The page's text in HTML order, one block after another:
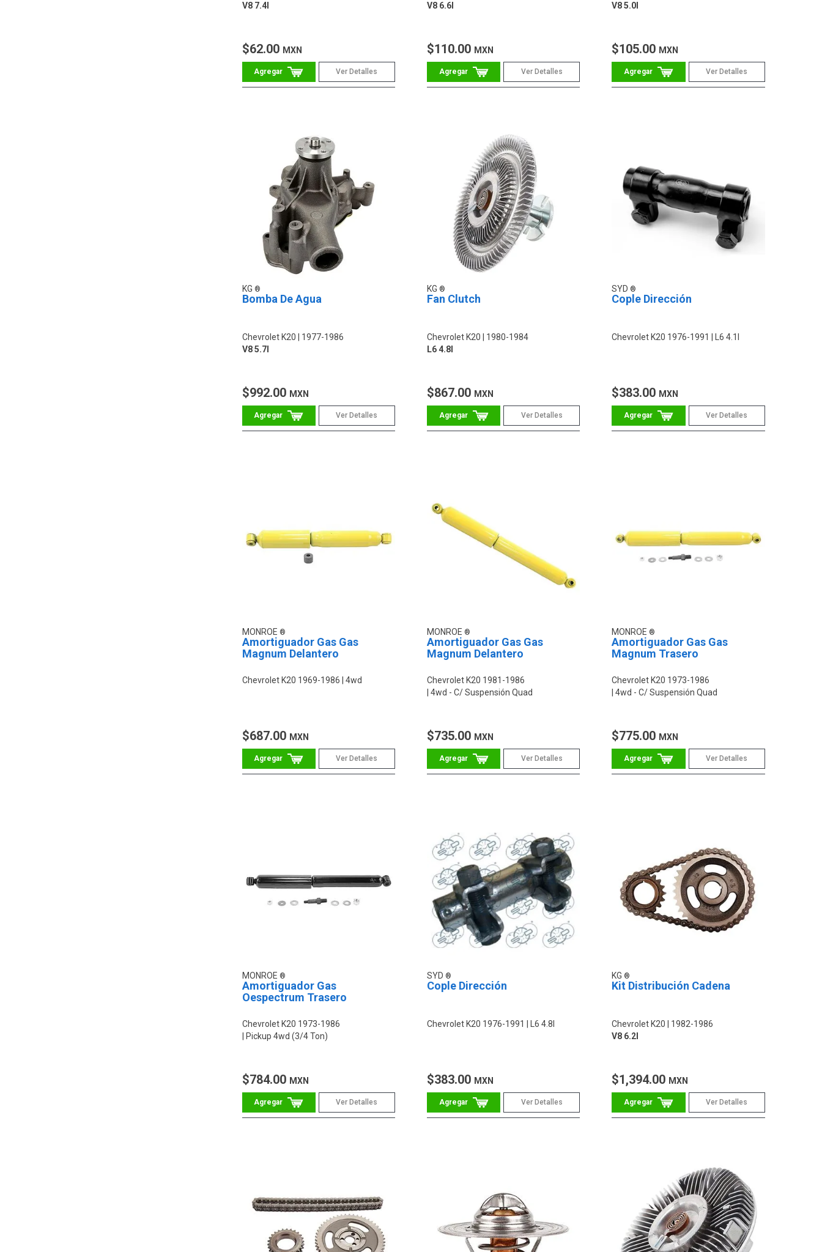
V8 7.4l
$62.00 MXN
Ver Detalles
V8 6.6l
$110.00 MXN
Ver Detalles
V8 5.0l
$105.00 MXN
Ver Detalles
KG
Bomba De Agua
Chevrolet K20
1977-1986
V8 5.7l
$992.00 MXN
Ver Detalles
KG
Fan Clutch
Chevrolet K20
1980-1984
L6 4.8l
$867.00 MXN
Ver Detalles
SYD
Cople Dirección
Chevrolet K20 1976-1991 L6 4.1l
$383.00 MXN
Ver Detalles
MONROE
Amortiguador Gas Gas
Magnum Delantero
Chevrolet K20 1969-1986 4wd
$687.00 MXN
Ver Detalles
MONROE
Amortiguador Gas Gas
Magnum Delantero
Chevrolet K20 1981-1986
4wd - C/ Suspensión Quad
$735.00 MXN
Ver Detalles
MONROE
Amortiguador Gas Gas
Magnum Trasero
Chevrolet K20 1973-1986
4wd - C/ Suspensión Quad
$775.00 MXN
Ver Detalles
MONROE
Amortiguador Gas
Oespectrum Trasero
Chevrolet K20 1973-1986
Pickup 4wd (3/4 Ton)
$784.00 MXN
Ver Detalles
SYD
Cople Dirección
Chevrolet K20 1976-1991 L6 4.8l
$383.00 MXN
Ver Detalles
KG
Kit Distribución Cadena
Chevrolet K20
1982-1986
V8 6.2l
$1,394.00 MXN
Ver Detalles